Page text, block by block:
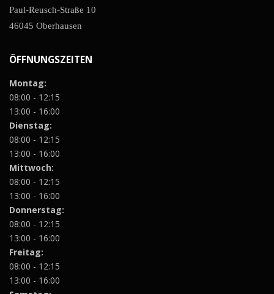
Paul-Reusch-Straße 10
46045 Oberhausen
ÖFFNUNGSZEITEN
Montag:
08:00 - 12:15
13:00 - 16:00
Dienstag:
08:00 - 12:15
13:00 - 16:00
Mittwoch:
08:00 - 12:15
13:00 - 16:00
Donnerstag:
08:00 - 12:15
13:00 - 16:00
Freitag:
08:00 - 12:15
13:00 - 16:00